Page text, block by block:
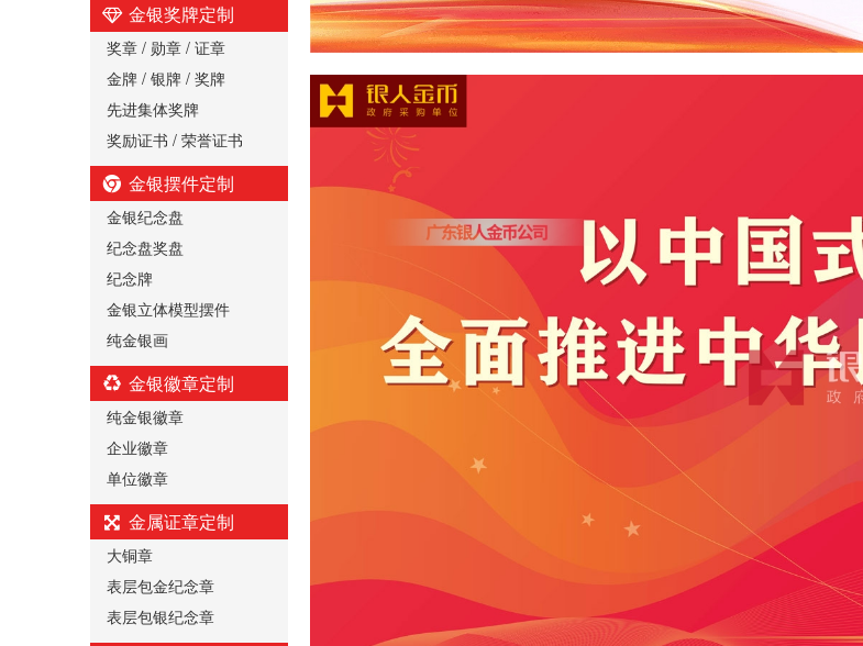
金银奖牌定制
奖章 / 勋章 / 证章
金牌 / 银牌 / 奖牌
先进集体奖牌
奖励证书 / 荣誉证书
金银摆件定制
金银纪念盘
纪念盘奖盘
纪念牌
金银立体模型摆件
纯金银画
金银徽章定制
纯金银徽章
企业徽章
单位徽章
金属证章定制
大铜章
表层包金纪念章
表层包银纪念章